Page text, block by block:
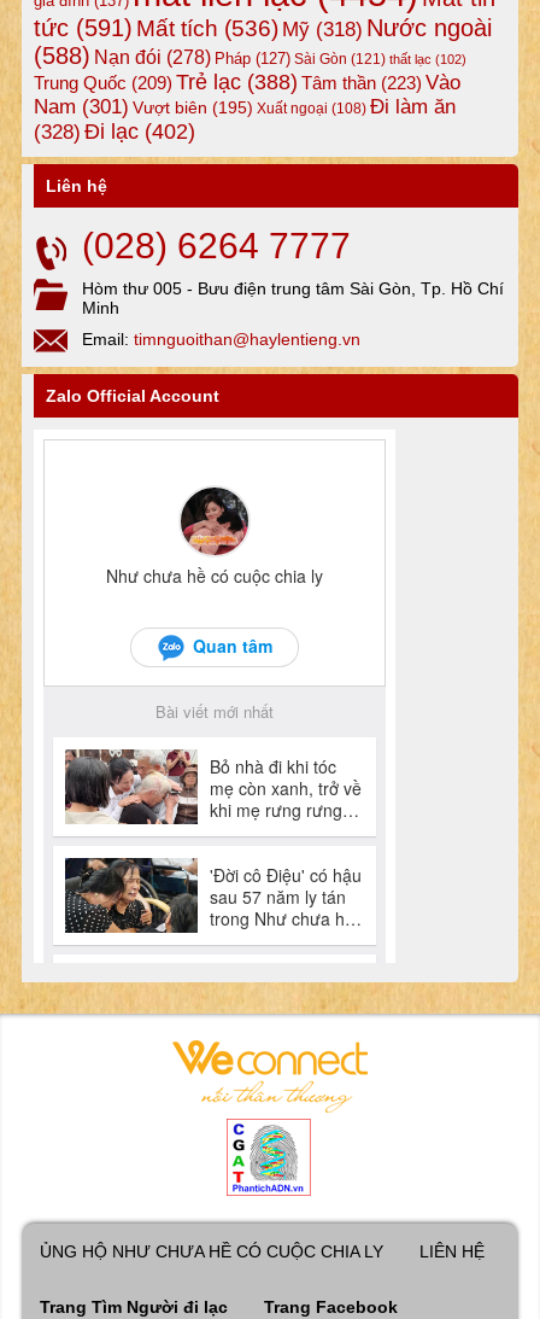
tức(591) Mất tích (536) Mỹ(318) Nước ngoài
(588) Nạn đói (278) Pháp(127) Sài Gòn (121) thất lạc (102)
Trung Quốc (209) Trẻ lạc(388) Tâm thần(223) Vào
Nam (301) Vượt biên (195) Xuất ngoại (108) Đi làm ăn
(328) Đi lạc(402)
Liên hệ
(028) 6264 7777
Hòm thư 005 - Bưu điện trung tâm Sài Gòn, Tp. Hồ Chí
Minh
Email: timnguoithan@haylentieng.vn
Zalo Official Account
ỦNG HỘ NHƯ CHƯA HỀ CÓ CUỘC CHIA LY LIÊN HỆ
Trang Tìm Người đi lạc Trang Facebook